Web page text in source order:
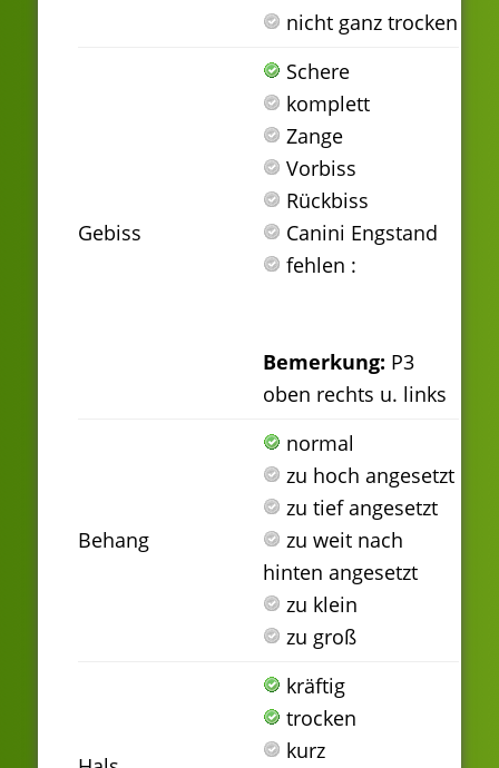
nicht ganz trocken
Gebiss
Schere
komplett
Zange
Vorbiss
Rückbiss
Canini Engstand
fehlen :
Bemerkung: P3
oben rechts u. links
Behang
normal
zu hoch angesetzt
zu tief angesetzt
zu weit nach
hinten angesetzt
zu klein
zu groß
kräftig
trocken
kurz